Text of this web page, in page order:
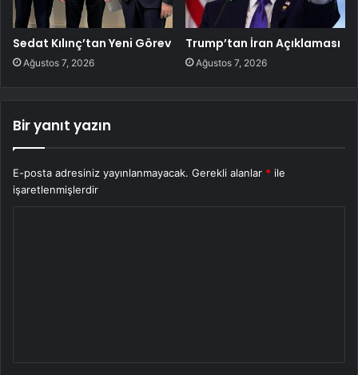
Sedat Kılınç’tan Yeni Görev
Ağustos 7, 2026
Trump’tan İran Açıklaması
Ağustos 7, 2026
Bir yanıt yazın
E-posta adresiniz yayınlanmayacak. Gerekli alanlar * ile
işaretlenmişlerdir